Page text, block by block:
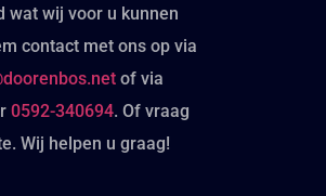
wat wij voor u kunnen
contact met ons op via
of via
0592-340694. Of vraag
Wij helpen u graag!